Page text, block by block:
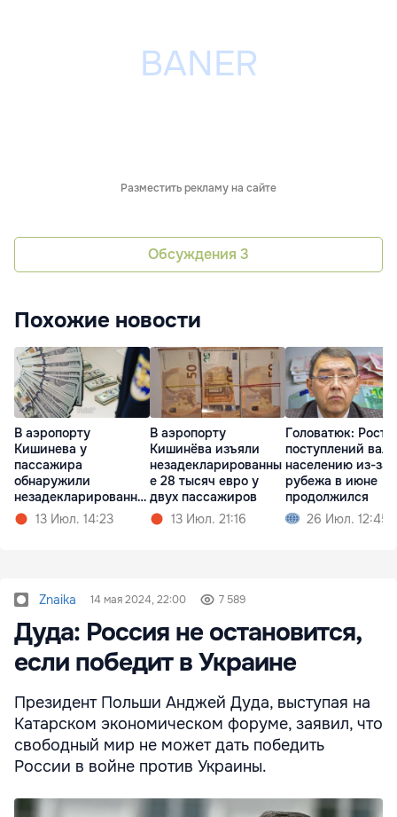
Разместить рекламу на сайте
Обсуждения 3
Похожие новости
В аэропорту
Кишинева у
пассажира
обнаружили
незадекларированну
ю валюту
13 Июл. 14:23
В аэропорту
Кишинёва изъяли
незадекларированны
е 28 тысяч евро у
двух пассажиров
13 Июл. 21:16
Головатюк: Рост
поступлений
населению из-за
рубежа в июне
продолжился
26 Июл. 12:45
Znaika 14 мая 2024, 22:00 7 589
Дуда: Россия не остановится,
если победит в Украине
Президент Польши Анджей Дуда, выступая на
Катарском экономическом форуме, заявил, что
свободный мир не может дать победить
России в войне против Украины.